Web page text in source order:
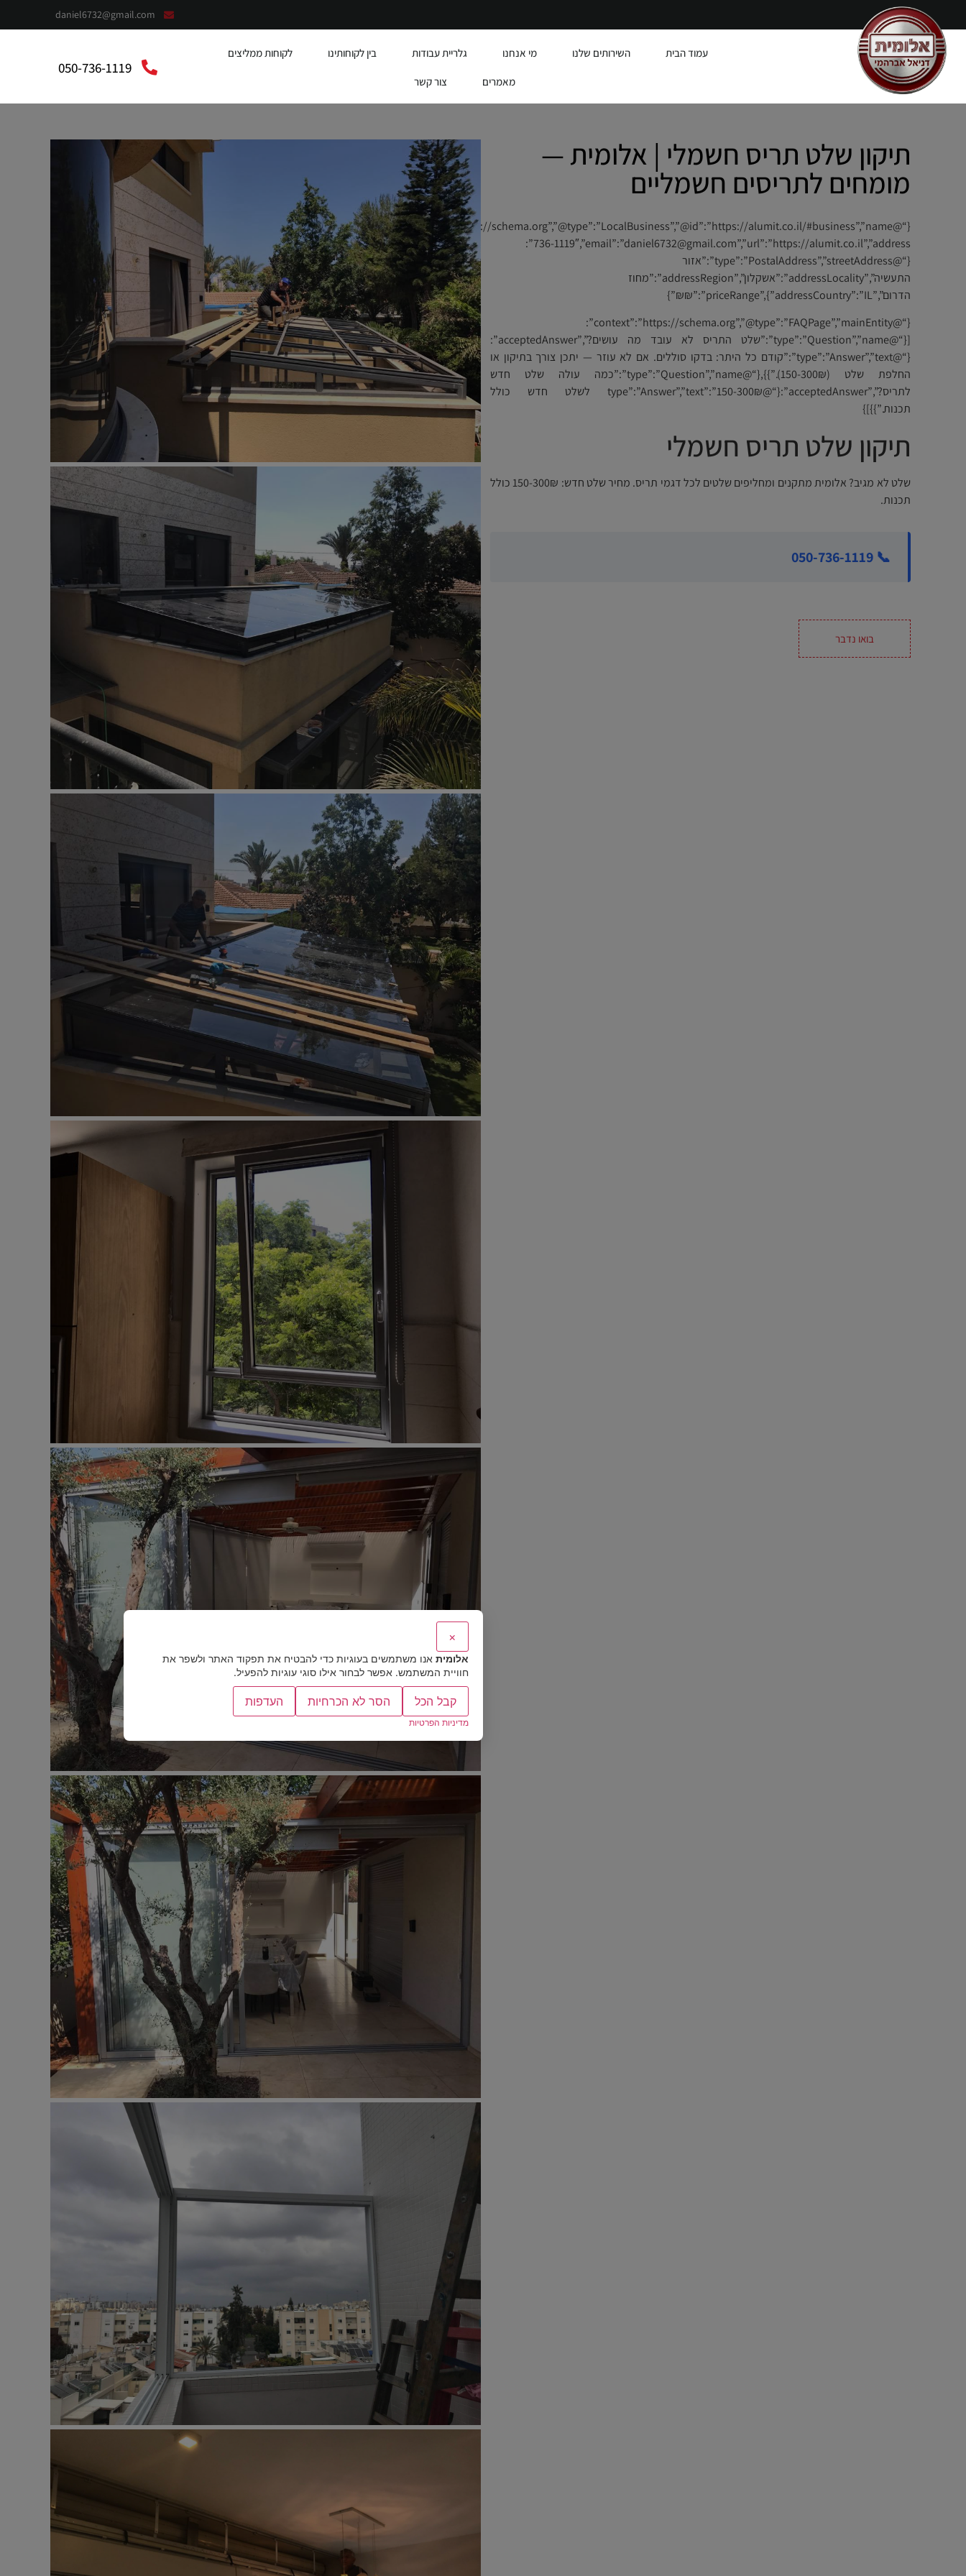
daniel6732@gmail.com
עמוד הבית השירותים שלנו מי אנחנו גלריית עבודות בין לקוחותינו לקוחות ממליצים
מאמרים צור קשר
050-736-1119
תיקון שלט תריס חשמלי | אלומית —
מומחים לתריסים חשמליים
{“@context”:”https://schema.org”,”@type”:”LocalBusiness”,”@id”:”https://alumit.co.il/#business”,”name”:”אלומית”,”telephone”:”050-
736-1119″,”email”:”daniel6732@gmail.com”,”url”:”https://alumit.co.il”,”address”:
{“@type”:”PostalAddress”,”streetAddress”:”אזור
התעשיה”,”addressLocality”:”אשקלון”,”addressRegion”:”מחוז
הדרום”,”addressCountry”:”IL”},”priceRange”:”₪₪”}
{“@context”:”https://schema.org”,”@type”:”FAQPage”,”mainEntity”:
[{“@type”:”Question”,”name”:”שלט התריס לא עובד מה עושים?”,”acceptedAnswer”:
{“@type”:”Answer”,”text”:”קודם כל היתר: בדקו סוללים. אם לא עוזר — יתכן צורך בתיקון או
החלפת שלט (150-300₪).”}},{“@type”:”Question”,”name”:”כמה עולה שלט חדש
לתריס?”,”acceptedAnswer”:{“@type”:”Answer”,”text”:”150-300₪ לשלט חדש כולל
תכנות.”}}]}
תיקון שלט תריס חשמלי
שלט לא מגיב? אלומית מתקנים ומחליפים שלטים לכל דגמי תריס. מחיר שלט חדש: 150-300₪ כולל
תכנות.
📞 050-736-1119
בואו נדבר
×
אלומית אנו משתמשים בעוגיות כדי להבטיח את תפקוד האתר ולשפר את
חוויית המשתמש. אפשר לבחור אילו סוגי עוגיות להפעיל.
קבל הכל הסר לא הכרחיות העדפות
מדיניות הפרטיות